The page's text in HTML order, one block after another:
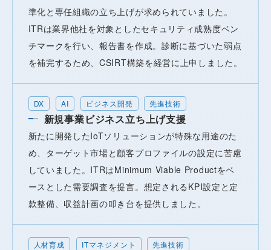
準化と専任組織の立ち上げが求められていました。
ITRは業界他社を対象としたセキュリティ成熟度ベン
チマークを行い、報告書を作成。診断に基づいた弱点
を補完するため、CSIRT構築を経営に上申しました。
DX AI ビジネス開発 先進技術
新規事業ビジネス立ち上げ支援
新たに開発したIoTソリューションが特殊な用途のた
め、ターゲット市場と顧客プロファイルの設定に苦慮
していました。ITRはMinimum Viable Productをベ
ースとした需要調査を提言。想定されるKPI設定と定
款整備、収益計画の叩き台を提供しました。
人材育成 ITマネジメント 先進技術